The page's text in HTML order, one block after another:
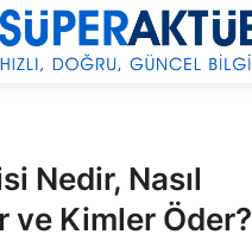
Nedir, Nasıl
ve Kimler Öder?